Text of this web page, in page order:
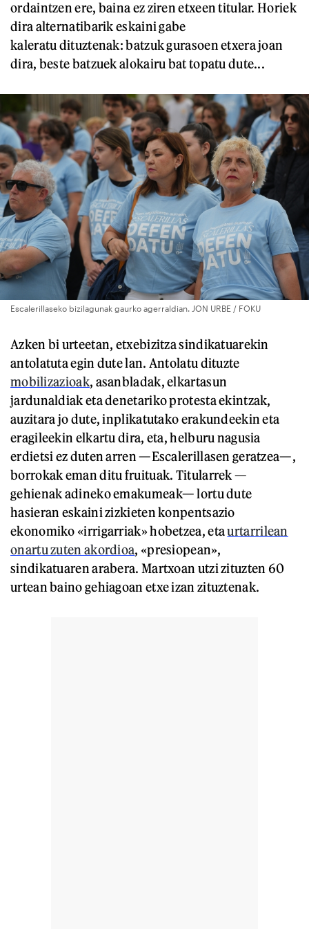
ordaintzen ere, baina ez ziren etxeen titular. Horiek
dira alternatibarik eskaini gabe
kaleratu dituztenak: batzuk gurasoen etxera joan
dira, beste batzuek alokairu bat topatu dute...
Escalerillaseko bizilagunak gaurko agerraldian. JON URBE / FOKU
Azken bi urteetan, etxebizitza sindikatuarekin
antolatuta egin dute lan. Antolatu dituzte
mobilizazioak, asanbladak, elkartasun
jardunaldiak eta denetariko protesta ekintzak,
auzitara jo dute, inplikatutako erakundeekin eta
eragileekin elkartu dira, eta, helburu nagusia
erdietsi ez duten arren —Escalerillasen geratzea—,
borrokak eman ditu fruituak. Titularrek —
gehienak adineko emakumeak— lortu dute
hasieran eskaini zizkieten konpentsazio
ekonomiko «irrigarriak» hobetzea, etaurtarrilean
onartu zuten akordioa, «presiopean»,
sindikatuaren arabera. Martxoan utzi zituzten 60
urtean baino gehiagoan etxe izan zituztenak.